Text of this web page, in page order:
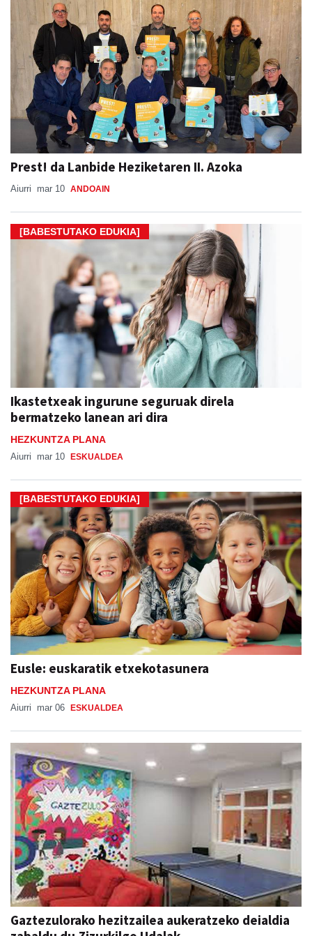
Prest! da Lanbide Heziketaren II. Azoka
Aiurri mar 10 ANDOAIN
[BABESTUTAKO EDUKIA]
Ikastetxeak ingurune seguruak direla
bermatzeko lanean ari dira
HEZKUNTZA PLANA
Aiurri mar 10 ESKUALDEA
[BABESTUTAKO EDUKIA]
Eusle: euskaratik etxekotasunera
HEZKUNTZA PLANA
Aiurri mar 06 ESKUALDEA
Gaztezulorako hezitzailea aukeratzeko deialdia